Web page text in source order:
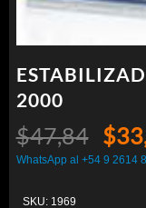
2000
$47,84 El
$
WhatsApp al +54 9 2614
SKU: 1969